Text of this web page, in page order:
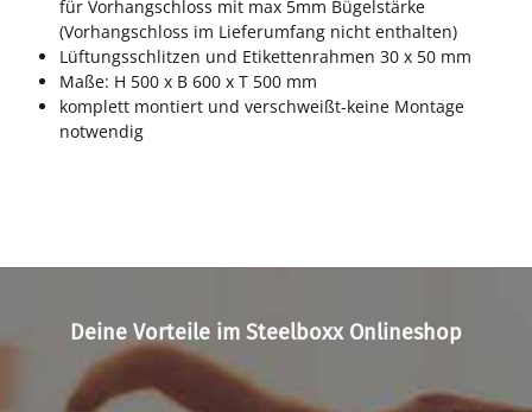
für Vorhangschloss mit max 5mm Bügelstärke
(Vorhangschloss im Lieferumfang nicht enthalten)
Lüftungsschlitzen und Etikettenrahmen 30 x 50 mm
Maße: H 500 x B 600 x T 500 mm
komplett montiert und verschweißt-keine Montage
notwendig
Deine Vorteile im Steelboxx Onlineshop